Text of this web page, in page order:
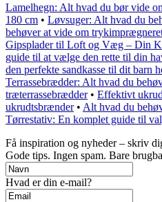
Lamelhegn: Alt hvad du bør vide
180 cm • Løvsuger: Alt hvad du
behøver at vide om
Gipsplader til Loft og Væg – Din
guide til at vælge den rette til din
den perfekte sandkasse til dit barn
Terrassebrædder: Alt hvad du
træterrassebrædder• Effektivt
ukrudtsbrænder• Alt hvad du
Tørrestativ: En komplet guide til
Få inspiration og nyheder – skriv
Gode tips. Ingen spam. Bare
Hvad er din e-mail?